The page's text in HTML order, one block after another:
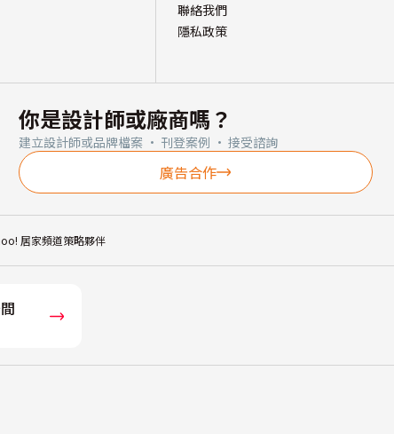
聯絡我們
隱私政策
你是設計師或廠商嗎？
建立設計師或品牌檔案 · 刊登案例 · 接受諮詢
廣告合作
居家頻道策略夥伴